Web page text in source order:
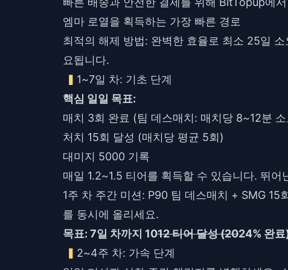
엠마 로열을 획득하는 가장 빠른 경로
최적의 해제 방법: 완벽한 효율로 최소 25일
요됩니다.
1~7일 차: 기초 단계
핵심 일일 목표:
매치 3회 완료 (팀 데스매치: 매치당 8~12분 소
처치 15회 달성 (매치당 평균 5회)
대미지 5000 기록
매일 1.2~1.5 티어를 획득할 수 있습니다. 뛰
1주 차 주간 미션: P90 팀 데스매치 + SMG
를 동시에 올리세요.
목표: 7일 차까지 1012 티어 달성 (2024% 완료
2~4주 차: 가속 단계